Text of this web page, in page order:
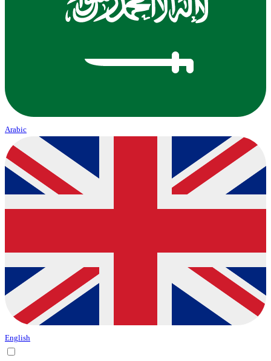
Arabic
English